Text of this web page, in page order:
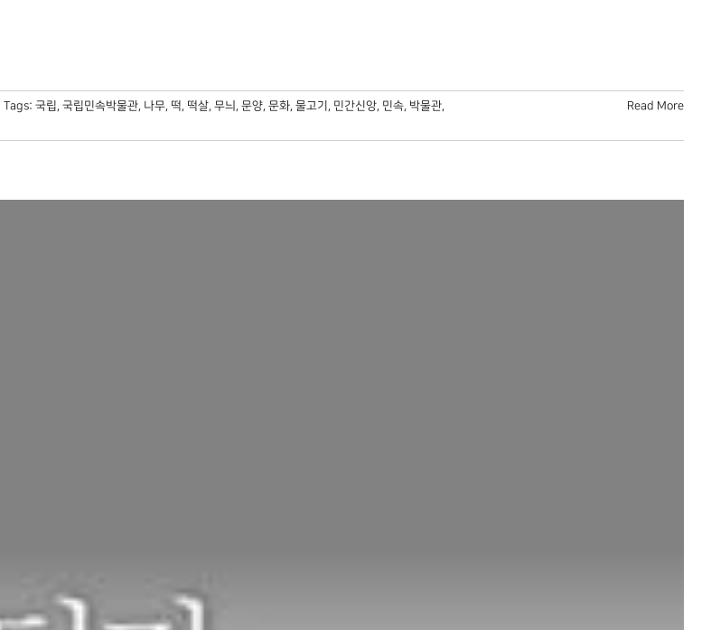
Tags: 국립, 국립민속박물관, 나무, 떡, 떡살, 무늬 , 문양, 문화, 물고기 , 민간신앙, 민속, 박물관,
Read More